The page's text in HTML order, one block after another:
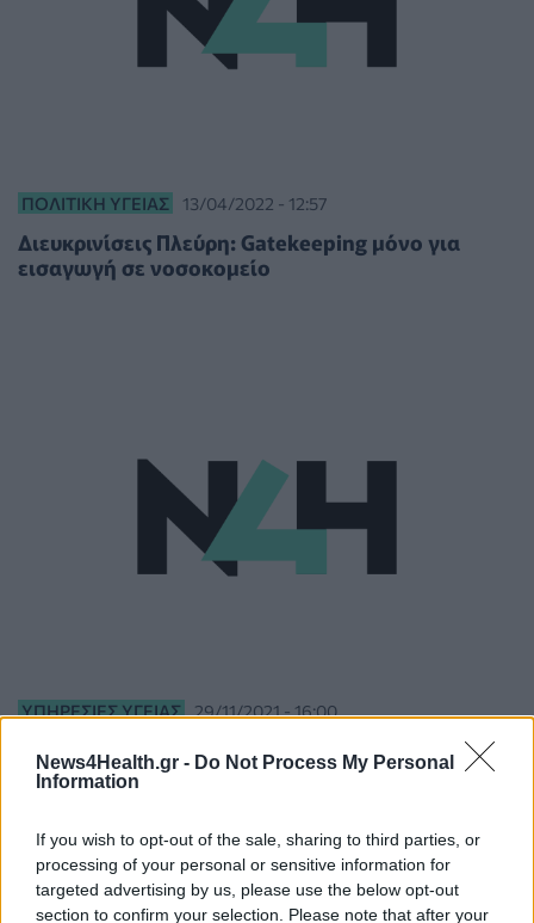
News4Health.gr - Do Not Process My Personal
Information
If you wish to opt-out of the sale, sharing to third parties, or
processing of your personal or sensitive information for
targeted advertising by us, please use the below opt-out
section to confirm your selection. Please note that after your
ΠΟΛΙΤΙΚΉ ΥΓΕΊΑΣ 13/04/2022 - 12:57
Διευκρινίσεις Πλεύρη: Gatekeeping μόνο για
εισαγωγή σε νοσοκομείο
ΥΠΗΡΕΣΊΕΣ ΥΓΕΊΑΣ 29/11/2021 - 16:00
Metropolitan General: Νέα πρωτοποριακή
υπηρεσία ηλεκτρονικής εισαγωγής